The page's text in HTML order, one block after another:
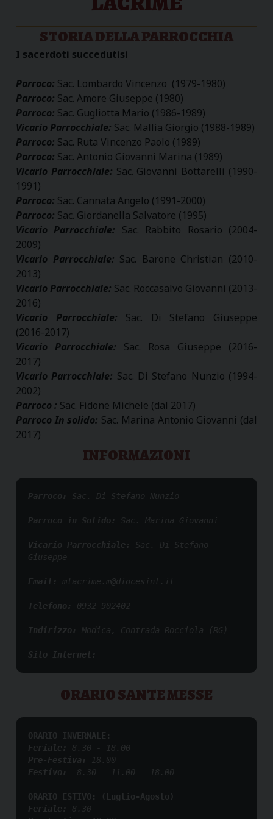
STORIA DELLA PARROCCHIA
I sacerdoti succedutisi
Parroco: Sac. Lombardo Vincenzo (1979-1980)
Parroco: Sac. Amore Giuseppe (1980)
Parroco: Sac. Gugliotta Mario (1986-1989)
Vicario Parrocchiale: Sac. Mallia Giorgio (1988-1989)
Parroco: Sac. Ruta Vincenzo Paolo (1989)
Parroco: Sac. Antonio Giovanni Marina (1989)
Vicario Parrocchiale: Sac. Giovanni Bottarelli (1990-
1991)
Parroco: Sac. Cannata Angelo (1991-2000)
Parroco: Sac. Giordanella Salvatore (1995)
Vicario Parrocchiale: Sac. Rabbito Rosario (2004-
2009)
Vicario Parrocchiale: Sac. Barone Christian (2010-
2013)
Vicario Parrocchiale: Sac. Roccasalvo Giovanni (2013-
2016)
Vicario Parrocchiale: Sac. Di Stefano Giuseppe
(2016-2017)
Vicario Parrocchiale: Sac. Rosa Giuseppe (2016-
2017)
Vicario Parrocchiale: Sac. Di Stefano Nunzio (1994-
2002)
Parroco : Sac. Fidone Michele (dal 2017)
Parroco In solido: Sac. Marina Antonio Giovanni (dal
2017)
INFORMAZIONI
Parroco: Sac. Di Stefano Nunzio
Parroco in Solido: Sac. Marina Giovanni
Vicario Parrocchiale:
Sac. Di Stefano
Giuseppe
Email: mlacrime.m@diocesint.it
Telefono: 0932 902402
Indirizzo: Modica, Contrada Rocciola (RG)
Sito Internet:
ORARIO SANTE MESSE
ORARIO INVERNALE:
Feriale: 8.30 - 18.00
Pre-Festiva:
18.00
Festivo:
8.30 - 11.00 - 18.00
ORARIO ESTIVO: (Luglio-Agosto)
Feriale: 8.30